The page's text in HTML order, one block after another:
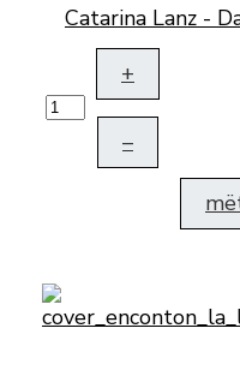
Catarina Lanz -
+
–